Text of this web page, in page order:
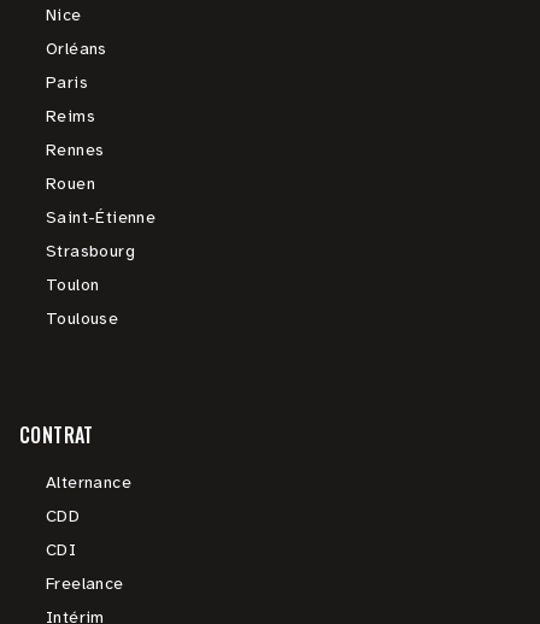
Nice
Orléans
Paris
Reims
Rennes
Rouen
Saint-Étienne
Strasbourg
Toulon
Toulouse
CONTRAT
Alternance
CDD
CDI
Freelance
Intérim